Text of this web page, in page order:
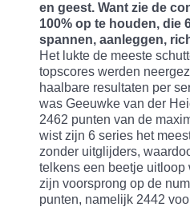
en geest. Want zie de
100% op te houden, die
spannen, aanleggen,
Het lukte de meeste
topscores werden
haalbare resultaten per
was Geeuwke van der
2462 punten van de
wist zijn 6 series het
zonder uitglijders,
telkens een beetje uitloop
zijn voorsprong op de
punten, namelijk 2442